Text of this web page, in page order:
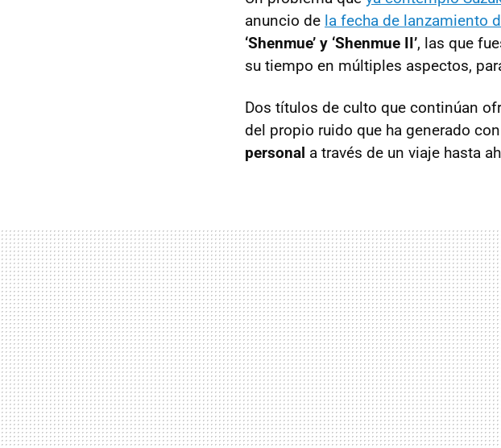
anuncio de la fecha de lanzamiento
‘Shenmue’ y ‘Shenmue II’, las que
su tiempo en múltiples aspectos,
Dos títulos de culto que continúan
del propio ruido que ha generado
personal a través de un viaje hasta